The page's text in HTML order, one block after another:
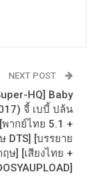
NEXT POST
HQ] Baby
จี้ เบบี้ ปล้น
พากย์ไทย 5.1 +
DTS] [บรรยาย
ษ] [เสียงไทย +